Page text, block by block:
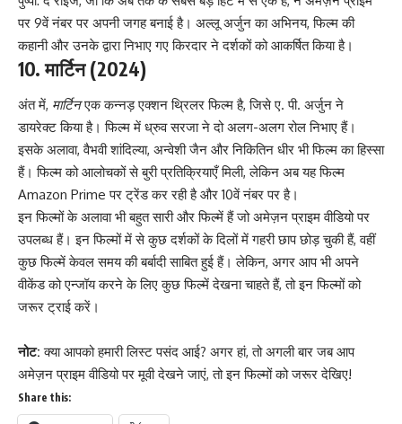
पर 9वें नंबर पर अपनी जगह बनाई है। अल्लू अर्जुन का अभिनय, फिल्म की
कहानी और उनके द्वारा निभाए गए किरदार ने दर्शकों को आकर्षित किया है।
10.मार्टिन(2024)
अंत में, मार्टिनएक कन्नड़ एक्शन थ्रिलर फिल्म है, जिसे ए. पी. अर्जुन ने
डायरेक्ट किया है। फिल्म में ध्रुव सरजा ने दो अलग-अलग रोल निभाए हैं।
इसके अलावा, वैभवी शांदिल्या, अन्वेशी जैन और निकितिन धीर भी फिल्म का हिस्सा
हैं। फिल्म को आलोचकों से बुरी प्रतिक्रियाएँ मिली, लेकिन अब यह फिल्म
Amazon Prime पर ट्रेंड कर रही है और 10वें नंबर पर है।
इन फिल्मों के अलावा भी बहुत सारी और फिल्में हैं जो अमेज़न प्राइम वीडियो पर
उपलब्ध हैं। इन फिल्मों में से कुछ दर्शकों के दिलों में गहरी छाप छोड़ चुकी हैं, वहीं
कुछ फिल्में केवल समय की बर्बादी साबित हुई हैं। लेकिन, अगर आप भी अपने
वीकेंड को एन्जॉय करने के लिए कुछ फिल्में देखना चाहते हैं, तो इन फिल्मों को
जरूर ट्राई करें।
नोट: क्या आपको हमारी लिस्ट पसंद आई? अगर हां, तो अगली बार जब आप
अमेज़न प्राइम वीडियो पर मूवी देखने जाएं, तो इन फिल्मों को जरूर देखिए!
Share this: